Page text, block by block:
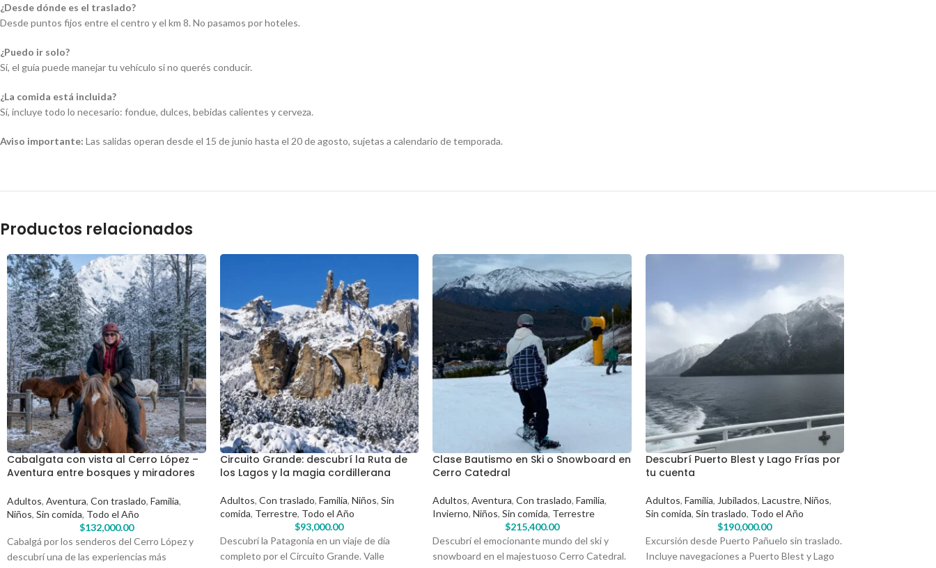
¿Desde dónde es el traslado?
Desde puntos fijos entre el centro y el km 8. No pasamos por hoteles.
¿Puedo ir solo?
Sí, el guía puede manejar tu vehículo si no querés conducir.
¿La comida está incluida?
Sí, incluye todo lo necesario: fondue, dulces, bebidas calientes y cerveza.
Aviso importante: Las salidas operan desde el 15 de junio hasta el 20 de agosto, sujetas a calendario de temporada.
Productos relacionados
Cabalgata con vista al Cerro López –
Aventura entre bosques y miradores
Adultos, Aventura, Con traslado, Familia,
Niños, Sin comida, Todo el Año
$132,000.00
Cabalgá por los senderos del Cerro López y
descubrí una de las experiencias más
Circuito Grande: descubrí la Ruta de
los Lagos y la magia cordillerana
Adultos, Con traslado, Familia, Niños, Sin
comida, Terrestre, Todo el Año
$93,000.00
Descubrí la Patagonia en un viaje de día
completo por el Circuito Grande. Valle
Clase Bautismo en Ski o Snowboard en
Cerro Catedral
Adultos, Aventura, Con traslado, Familia,
Invierno, Niños, Sin comida, Terrestre
$215,400.00
Descubrí el emocionante mundo del ski y
snowboard en el majestuoso Cerro Catedral.
Descubrí Puerto Blest y Lago Frías por
tu cuenta
Adultos, Familia, Jubilados, Lacustre, Niños,
Sin comida, Sin traslado, Todo el Año
$190,000.00
Excursión desde Puerto Pañuelo sin traslado.
Incluye navegaciones a Puerto Blest y Lago